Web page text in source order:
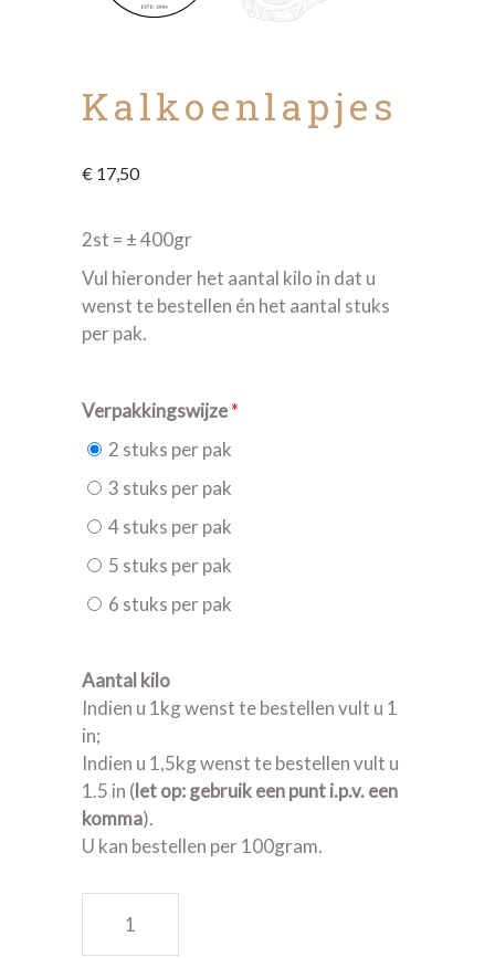
Kalkoenlapjes
€ 17,50
2st = ± 400gr
Vul hieronder het aantal kilo in dat u
wenst te bestellen én het aantal stuks
per pak.
Verpakkingswijze*
2 stuks per pak
3 stuks per pak
4 stuks per pak
5 stuks per pak
6 stuks per pak
Aantal kilo
Indien u 1kg wenst te bestellen vult u 1
in;
Indien u 1,5kg wenst te bestellen vult u
1.5 in (let op: gebruik een punt i.p.v. een
komma).
U kan bestellen per 100gram.